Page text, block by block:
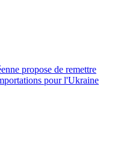
propose de remettre
pour l'Ukraine